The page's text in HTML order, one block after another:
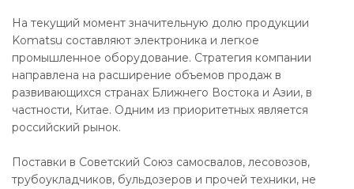
На текущий момент значительную долю продукции
Komatsu составляют электроника и легкое
промышленное оборудование. Стратегия компании
направлена на расширение объемов продаж в
развивающихся странах Ближнего Востока и Азии, в
частности, Китае. Одним из приоритетных является
российский рынок.
Поставки в Советский Союз самосвалов, лесовозов,
трубоукладчиков, бульдозеров и прочей техники, не